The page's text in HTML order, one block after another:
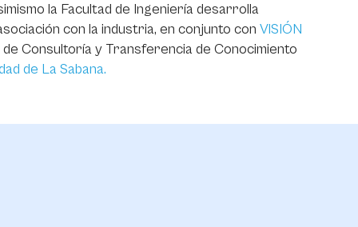
la Facultad de Ingeniería desarrolla
con la industria, en conjunto con VISIÓN
de Consultoría y Transferencia de Conocimiento
de La Sabana.